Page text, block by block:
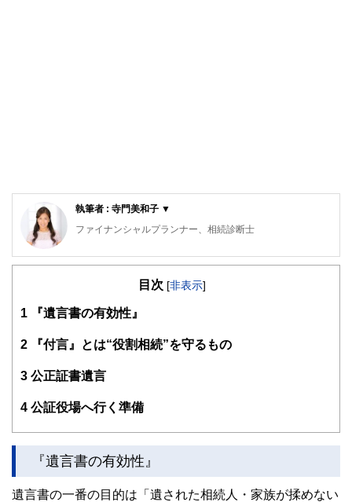
執筆者 : 寺門美和子 ▼
ファイナンシャルプランナー、相続診断士
公的保険アドバイザー／確定拠出年金相談ねっと認定FP
大手流通業界系のファッションビジネスを12年経験。ビジネ
（整体）で、主にマネージメント・経営等、裏方を担当。マ
に離婚。長い間従事した「からだ系ビジネス」では資格を有
決意。自らの経験を活かした夫婦問題カウンセラーの資格を
目指す中「離婚後の女性が自立する難しさ」を目のあたりに
する中に、FPの仕事と出会う。『からだと心とお金』の幸
ろう？特に女性には敷居が高い現実。「もっとやさしく、わ
かりやすくお金や資産の提案がしたい」という想いから、
女性が資産運用について学び直す提案業務を行っている。
目次 [非表示]
1 『遺言書の有効性』
2 『付言』とは“役割相続”を守るもの
3 公正証書遺言
4 公証役場へ行く準備
『遺言書の有効性』
遺言書の一番の目的は「遺された相続人・家族が揉めない